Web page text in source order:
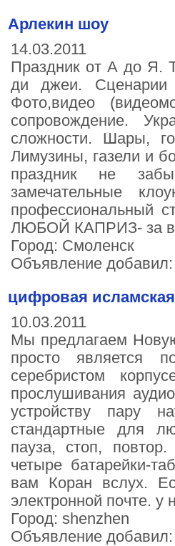
Арлекин шоу
14.03.2011
Праздник от А до Я.
ди джеи.
Фото,видео
сопровождение.
сложности. Шары,
Лимузины, газели и
праздник не
замечательные
профессиональный
ЛЮБОЙ КАПРИЗ- за
Город: Смоленск
Объявление
цифровая
10.03.2011
Мы предлагаем
просто является
серебристом
прослушивания
устройству пару
стандартные для
пауза, стоп,
четыре батарейки-
вам Коран вслух.
электронной почте. у
Город: shenzhen
Объявление добавил: